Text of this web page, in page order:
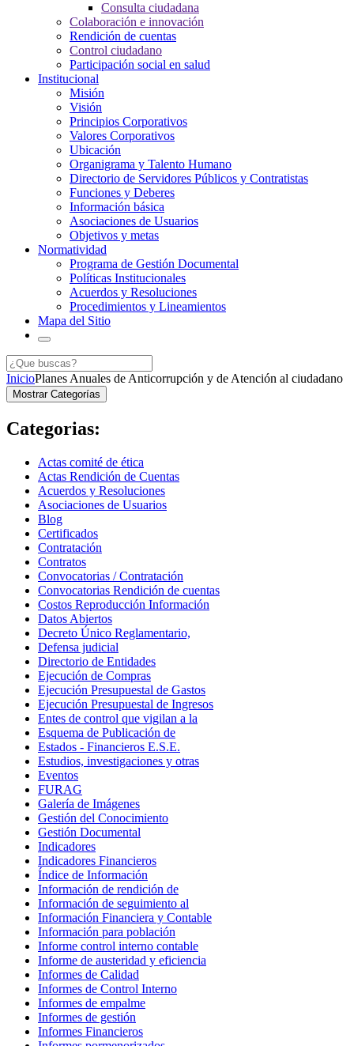
Consulta ciudadana
Colaboración e innovación
Rendición de cuentas
Control ciudadano
Participación social en salud
Institucional
Misión
Visión
Principios Corporativos
Valores Corporativos
Ubicación
Organigrama y Talento Humano
Directorio de Servidores Públicos y Contratistas
Funciones y Deberes
Información básica
Asociaciones de Usuarios
Objetivos y metas
Normatividad
Programa de Gestión Documental
Políticas Institucionales
Acuerdos y Resoluciones
Procedimientos y Lineamientos
Mapa del Sitio
InicioPlanes Anuales de Anticorrupción y de Atención al ciudadano
Mostrar Categorías
Categorias:
Actas comité de ética
Actas Rendición de Cuentas
Acuerdos y Resoluciones
Asociaciones de Usuarios
Blog
Certificados
Contratación
Contratos
Convocatorias / Contratación
Convocatorias Rendición de cuentas
Costos Reproducción Información
Datos Abiertos
Decreto Único Reglamentario,
Defensa judicial
Directorio de Entidades
Ejecución de Compras
Ejecución Presupuestal de Gastos
Ejecución Presupuestal de Ingresos
Entes de control que vigilan a la
Esquema de Publicación de
Estados - Financieros E.S.E.
Estudios, investigaciones y otras
Eventos
FURAG
Galería de Imágenes
Gestión del Conocimiento
Gestión Documental
Indicadores
Indicadores Financieros
Índice de Información
Información de rendición de
Información de seguimiento al
Información Financiera y Contable
Información para población
Informe control interno contable
Informe de austeridad y eficiencia
Informes de Calidad
Informes de Control Interno
Informes de empalme
Informes de gestión
Informes Financieros